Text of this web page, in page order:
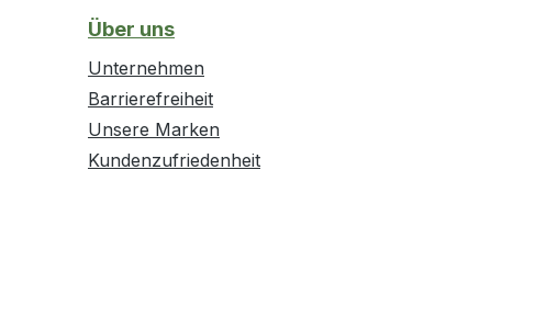
Über uns
Unternehmen
Barrierefreiheit
Unsere Marken
Kundenzufriedenheit